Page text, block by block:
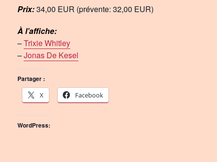
Prix:34,00 EUR (prévente: 32,00 EUR)
À l’affiche:
–Trixie Whitley
–Jonas De Kesel
Partager :
X
Facebook
WordPress: